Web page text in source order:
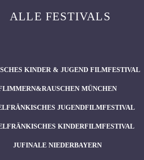
ALLE FESTIVALS
KINDER & JUGEND FILMFESTIVAL
MÜNCHEN
JUGENDFILMFESTIVAL
KINDERFILMFESTIVAL
JUFINALE NIEDERBAYERN